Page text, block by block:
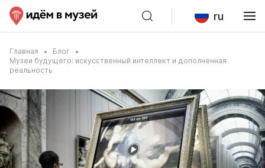
ru
Главная
Блог
Музеи будущего: искусственный интеллект и дополненная
реальность